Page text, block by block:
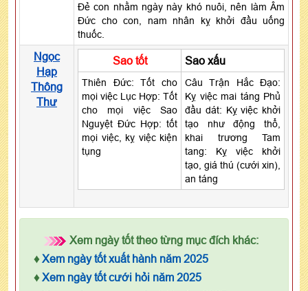
Đẻ con nhằm ngày này khó nuôi, nên làm Âm
Đức cho con, nam nhân kỵ khởi đầu uống
thuốc.
Ngọc
Hạp
Thông
Thư
Sao tốt Sao xấu
Thiên Đức: Tốt cho
mọi việc Lục Hợp: Tốt
cho mọi việc Sao
Nguyệt Đức Hợp: tốt
mọi việc, kỵ việc kiện
tụng
Câu Trận Hắc Đạo:
Kỵ việc mai táng Phủ
đầu dát: Kỵ việc khởi
tạo như động thổ,
khai trương Tam
tang: Kỵ việc khởi
tạo, giá thú (cưới xin),
an táng
Xem ngày tốt theo từng mục đích khác:
♦ Xem ngày tốt xuất hành năm 2025
♦ Xem ngày tốt cưới hỏi năm 2025